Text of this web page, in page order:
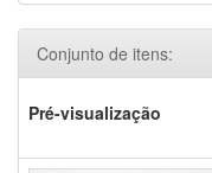
Conjunto de itens:
Pré-visualização